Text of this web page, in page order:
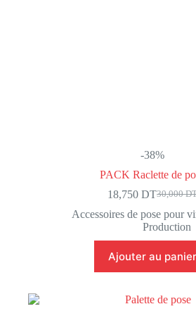
-38%
PACK Raclette de
30,000
Le
prix
initial
30,000
18,750DTLe
prix
actuel
18,750
Accessoires de pose pour
Production
Ajouter au panier